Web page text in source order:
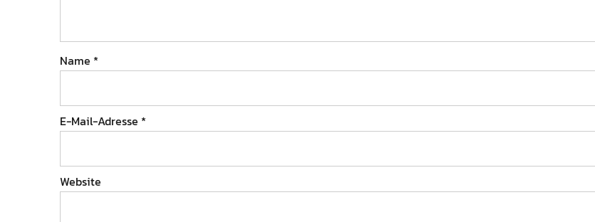
Name *
E-Mail-Adresse *
Website